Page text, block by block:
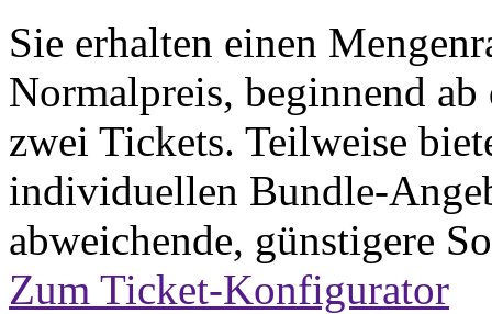
Sie erhalten einen
Normalpreis, beginnend
zwei Tickets. Teilweise
individuellen Bundle-
abweichende, günstigere
Zum Ticket-Konfigurator